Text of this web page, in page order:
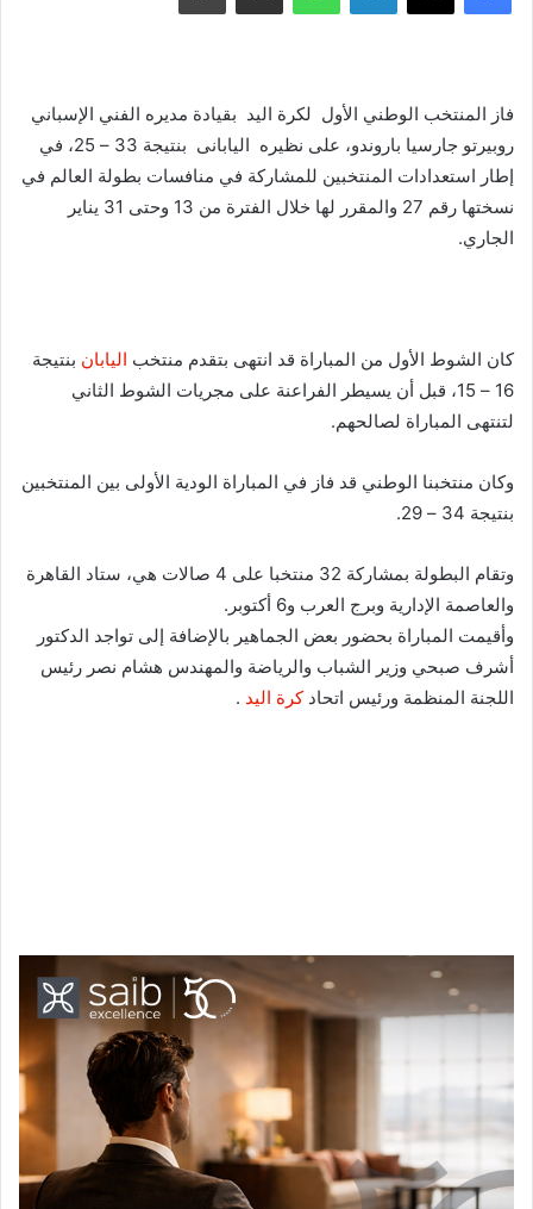
فاز المنتخب الوطني الأول لكرة اليد بقيادة مديره الفني الإسباني
روبيرتو جارسيا باروندو، على نظيره اليابانى بنتيجة 33 – 25، في
إطار استعدادات المنتخبين للمشاركة في منافسات بطولة العالم في
نسختها رقم 27 والمقرر لها خلال الفترة من 13 وحتى 31 يناير
الجاري.
كان الشوط الأول من المباراة قد انتهى بتقدم منتخب اليابان بنتيجة
16 – 15، قبل أن يسيطر الفراعنة على مجريات الشوط الثاني
لتنتهى المباراة لصالحهم.
وكان منتخبنا الوطني قد فاز في المباراة الودية الأولى بين المنتخبين
بنتيجة 34 – 29.
وتقام البطولة بمشاركة 32 منتخبا على 4 صالات هي، ستاد القاهرة
والعاصمة الإدارية وبرج العرب و6 أكتوبر.
وأقيمت المباراة بحضور بعض الجماهير بالإضافة إلى تواجد الدكتور
أشرف صبحي وزير الشباب والرياضة والمهندس هشام نصر رئيس
اللجنة المنظمة ورئيس اتحادكرة اليد .